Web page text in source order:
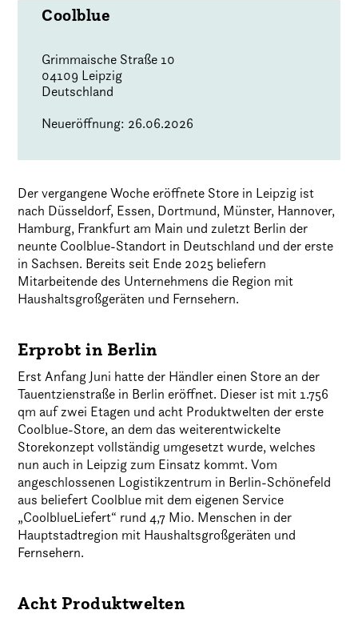
Coolblue
Grimmaische Straße 10
04109 Leipzig
Deutschland
Neueröffnung: 26.06.2026
Der vergangene Woche eröffnete Store in Leipzig ist
nach Düsseldorf, Essen, Dortmund, Münster, Hannover,
Hamburg, Frankfurt am Main und zuletzt Berlin der
neunte Coolblue-Standort in Deutschland und der erste
in Sachsen. Bereits seit Ende 2025 beliefern
Mitarbeitende des Unternehmens die Region mit
Haushaltsgroßgeräten und Fernsehern.
Erprobt in Berlin
Erst Anfang Juni hatte der Händler einen Store an der
Tauentzienstraße in Berlin eröffnet. Dieser ist mit 1.756
qm auf zwei Etagen und acht Produktwelten der erste
Coolblue-Store, an dem das weiterentwickelte
Storekonzept vollständig umgesetzt wurde, welches
nun auch in Leipzig zum Einsatz kommt. Vom
angeschlossenen Logistikzentrum in Berlin-Schönefeld
aus beliefert Coolblue mit dem eigenen Service
„CoolblueLiefert“ rund 4,7 Mio. Menschen in der
Hauptstadtregion mit Haushaltsgroßgeräten und
Fernsehern.
Acht Produktwelten